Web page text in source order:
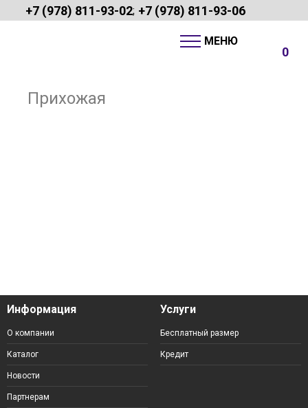
+7 (978) 811-93-02; +7 (978) 811-93-06
0
Прихожая
Информация
О компании
Каталог
Новости
Партнерам
Услуги
Бесплатный размер
Кредит